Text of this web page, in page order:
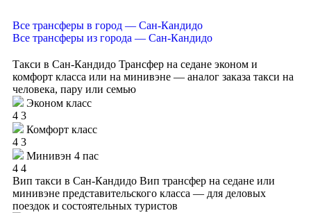
Все трансферы в город — Сан-Кандидо
Все трансферы из города — Сан-Кандидо
Такси в Сан-Кандидо Трансфер на седане эконом и
комфорт класса или на минивэне — аналог заказа такси на
человека, пару или семью
Эконом класс
4 3
Комфорт класс
4 3
Минивэн 4 пас
4 4
Вип такси в Сан-Кандидо Вип трансфер на седане или
минивэне представительского класса — для деловых
поездок и состоятельных туристов